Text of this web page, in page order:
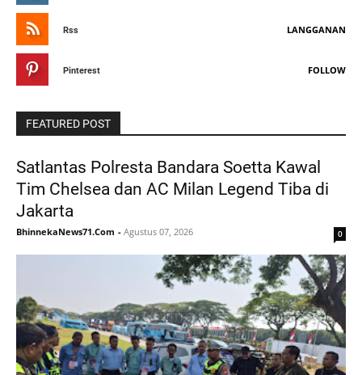
Rss LANGGANAN
Pinterest FOLLOW
FEATURED POST
Satlantas Polresta Bandara Soetta Kawal
Tim Chelsea dan AC Milan Legend Tiba di
Jakarta
BhinnekaNews71.Com - Agustus 07, 2026 0